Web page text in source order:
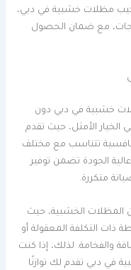
مظلات خشبية في دبي،
مع ضمان الحصول
خشبية في دبي دون
الأمثل، حيث تقدم
تتناسب مع مختلف
الجودة تضمن توفير
متكررة.
المظلات الخشبية، حيث
ذات التكلفة المعقولة أو
والفخامة. لذلك، إذا كنت
دبي تقدم لك توازنًا